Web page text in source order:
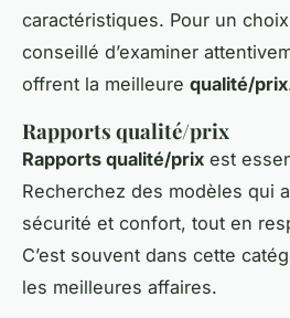
caractéristiques. Pour un
conseillé d’examiner
offrent la meilleure qualité/prix
Rapports qualité/prix
Rapports qualité/prix est
Recherchez des modèles qui
sécurité et confort, tout en
C’est souvent dans cette
les meilleures affaires.